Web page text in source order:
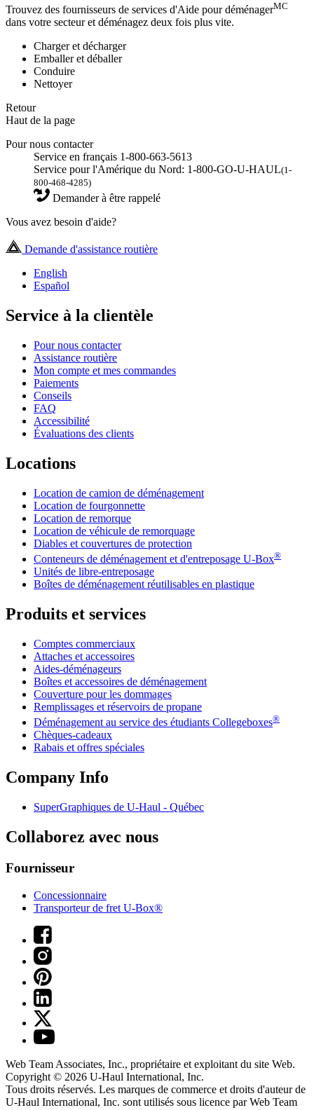
Trouvez des fournisseurs de services d'Aide pour déménagerMC
dans votre secteur et déménagez deux fois plus vite.
Charger et décharger
Emballer et déballer
Conduire
Nettoyer
Retour
Haut de la page
Pour nous contacter
Service en français 1-800-663-5613
Service pour l'Amérique du Nord: 1-800-GO-U-HAUL(1-
800-468-4285)
Demander à être rappelé
Vous avez besoin d'aide?
Demande d'assistance routière
English
Español
Service à la clientèle
Pour nous contacter
Assistance routière
Mon compte et mes commandes
Paiements
Conseils
FAQ
Accessibilité
Évaluations des clients
Locations
Location de camion de déménagement
Location de fourgonnette
Location de remorque
Location de véhicule de remorquage
Diables et couvertures de protection
Conteneurs de déménagement et d'entreposage U-Box®
Unités de libre-entreposage
Boîtes de déménagement réutilisables en plastique
Produits et services
Comptes commerciaux
Attaches et accessoires
Aides-déménageurs
Boîtes et accessoires de déménagement
Couverture pour les dommages
Remplissages et réservoirs de propane
Déménagement au service des étudiants Collegeboxes®
Chèques-cadeaux
Rabais et offres spéciales
Company Info
SuperGraphiques de U-Haul - Québec
Collaborez avec nous
Fournisseur
Concessionnaire
Transporteur de fret U-Box®
Web Team Associates, Inc., propriétaire et exploitant du site Web.
Copyright © 2026 U-Haul International, Inc.
Tous droits réservés. Les marques de commerce et droits d'auteur de
U-Haul International, Inc. sont utilisés sous licence par Web Team